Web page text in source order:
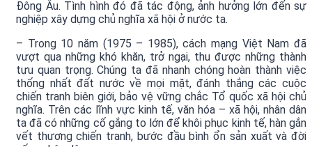
Đông Âu. Tình hình đó đã tác động, ảnh hưởng lớn đến sự
nghiệp xây dựng chủ nghĩa xã hội ở nước ta.
– Trong 10 năm (1975 – 1985), cách mạng Việt Nam đã
vượt qua những khó khăn, trở ngại, thu được những thành
tựu quan trọng. Chúng ta đã nhanh chóng hoàn thành việc
thống nhất đất nước về mọi mặt, đánh thắng các cuộc
chiến tranh biên giới, bảo vệ vững chắc Tổ quốc xã hội chủ
nghĩa. Trên các lĩnh vực kinh tế, văn hóa – xã hội, nhân dân
ta đã có những cố gắng to lớn để khôi phục kinh tế, hàn gắn
vết thương chiến tranh, bước đầu bình ổn sản xuất và đời